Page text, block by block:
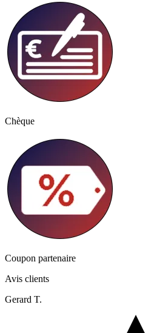
Chèque
Coupon partenaire
Avis clients
Gerard T.